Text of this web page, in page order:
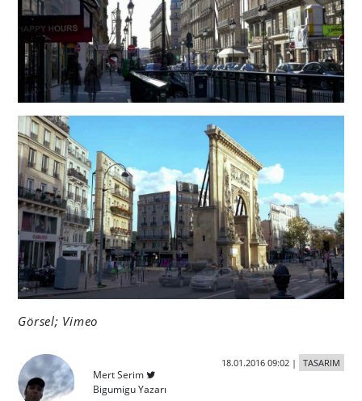
Görsel; Vimeo
Mert Serim
Bigumigu Yazarı
18.01.2016 09:02| TASARIM